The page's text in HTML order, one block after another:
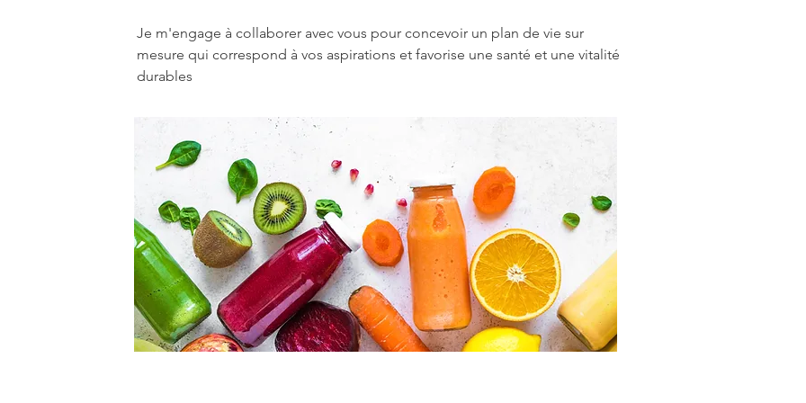
Je m'engage à collaborer avec vous pour concevoir un plan de vie sur
mesure qui correspond à vos aspirations et favorise une santé et une vitalité
durables